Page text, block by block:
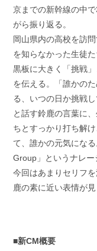
京までの新幹線の中
がら振り返る。
岡山県内の高校を訪
を知らなかった生徒
黒板に大きく「挑戦
を伝える。「誰かの
る、いつの日か挑戦
と話す鈴鹿の言葉に
ちとすっかり打ち解
て、誰かの元気にな
Group」というナレー
今回はあまりセリフ
鹿の素に近い表情が
■新CM概要